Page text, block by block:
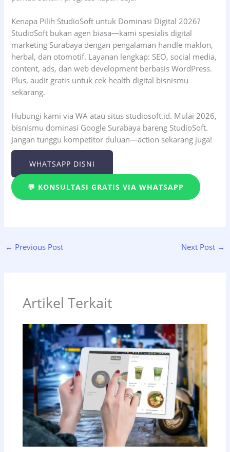
Kenapa Pilih StudioSoft untuk Dominasi Digital 2026?
StudioSoft bukan agen biasa—kami spesialis digital
marketing Surabaya dengan pengalaman handle maklon,
herbal, dan otomotif. Layanan lengkap: SEO, social media,
content, ads, dan web development berbasis WordPress.
Plus, audit gratis untuk cek health digital bisnismu
sekarang.
Hubungi kami via WA atau situs studiosoft.id. Mulai 2026,
bisnismu dominasi Google Surabaya bareng StudioSoft.
Jangan tunggu kompetitor duluan—action sekarang juga!
WHATSAPP DISNI
💬 KONSULTASI GRATIS VIA WHATSAPP
← Previous Post Next Post →
Artikel Terkait